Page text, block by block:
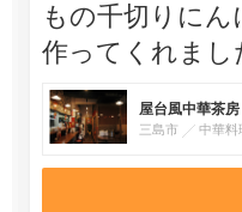
もの千切りに
作ってくれまし
屋台風中華茶
三島市 中華料